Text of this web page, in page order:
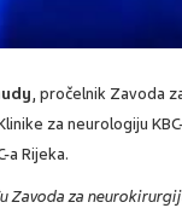
, pročelnik Zavoda
za neurologiju
a Rijeka.
za